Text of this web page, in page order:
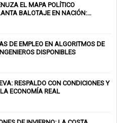
EL MAPA POLÍTICO
BALOTAJE EN NACIÓN:
DE EMPLEO EN ALGORITMOS DE
DISPONIBLES
RESPALDO CON CONDICIONES Y
ECONOMÍA REAL